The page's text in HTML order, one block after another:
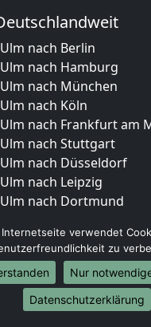
nach Berlin
nach Hamburg
nach München
nach Köln
nach Frankfurt am
nach Stuttgart
nach Düsseldorf
nach Leipzig
nach Dortmund
Ulm nach Bremen
Ulm nach Dresden
Ulm nach Hannover
Ulm nach Nürnberg
Ulm nach Duisburg
Internetseite verwendet
zu
Nur
Datenschutzerklärung